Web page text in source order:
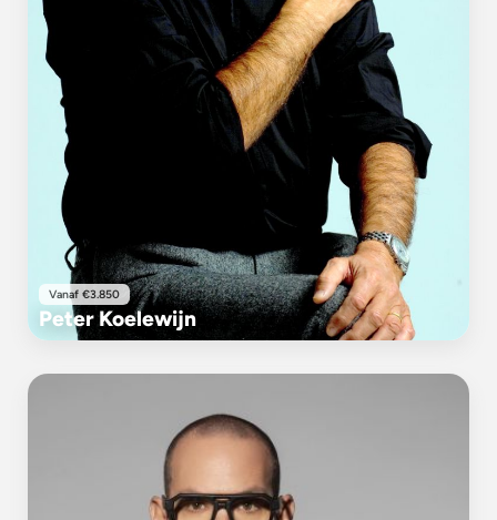
Vanaf €3.850
Peter Koelewijn